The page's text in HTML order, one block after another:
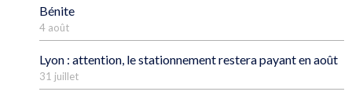
Bénite
4 août
Lyon : attention, le stationnement restera payant en août
31 juillet